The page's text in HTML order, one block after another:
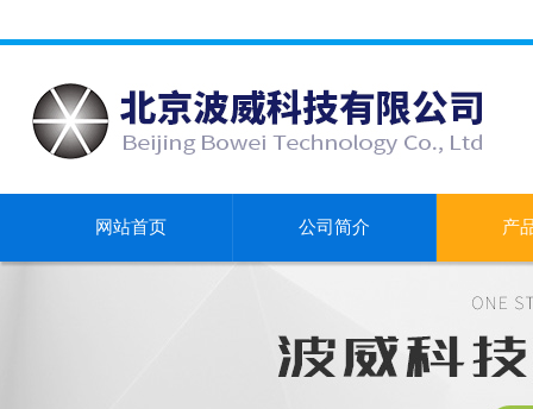
网站首页 公司简介 产